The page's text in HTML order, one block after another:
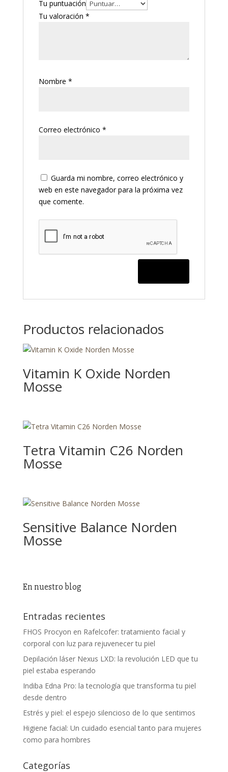
Tu puntuación
Tu valoración *
Nombre *
Correo electrónico *
Guarda mi nombre, correo electrónico y
web en este navegador para la próxima vez
que comente.
Productos relacionados
Vitamin K Oxide Norden
Mosse
Tetra Vitamin C26 Norden
Mosse
Sensitive Balance Norden
Mosse
En nuestro blog
Entradas recientes
FHOS Procyon en Rafelcofer: tratamiento facial y
corporal con luz para rejuvenecer tu piel
Depilación láser Nexus LXD: la revolución LED que tu
piel estaba esperando
Indiba Edna Pro: la tecnología que transforma tu piel
desde dentro
Estrés y piel: el espejo silencioso de lo que sentimos
Higiene facial: Un cuidado esencial tanto para mujeres
como para hombres
Categorías